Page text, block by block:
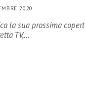
2020
la sua prossima
TV,…